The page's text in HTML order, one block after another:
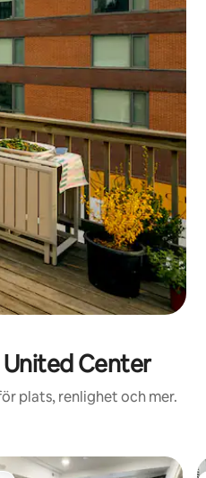
eller svepa.
Center
plats, renlighet och mer.